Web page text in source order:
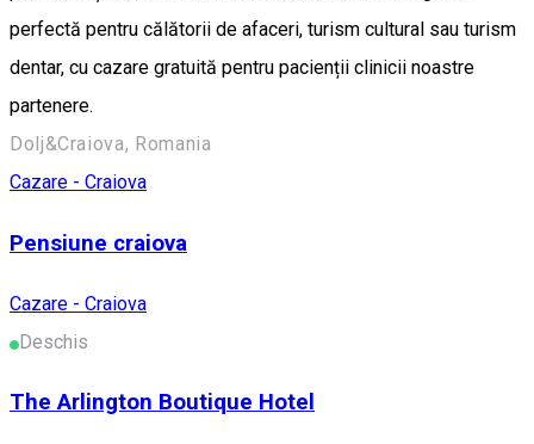
perfectă pentru călătorii de afaceri, turism cultural sau turism
dentar, cu cazare gratuită pentru pacienții clinicii noastre
partenere.
Dolj&Craiova, Romania
Cazare - Craiova
Pensiune craiova
Cazare - Craiova
Deschis
The Arlington Boutique Hotel